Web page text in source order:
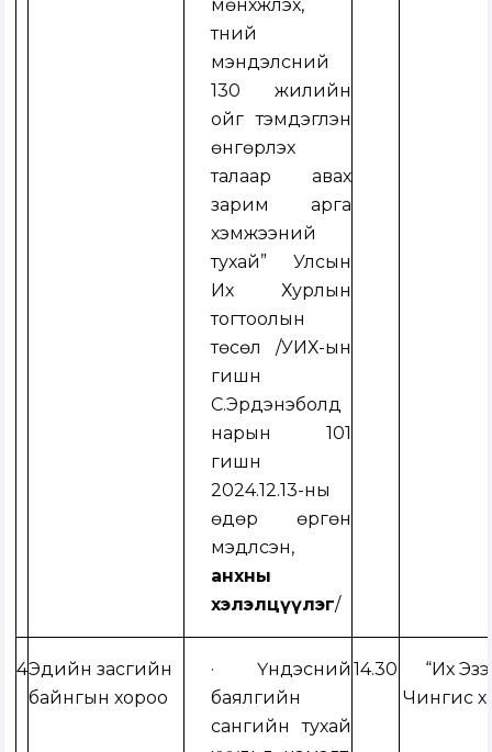
мөнхжүүлэх,
түүний
мэндэлсний
130 жилийн
ойг тэмдэглэн
өнгөрүүлэх
талаар авах
зарим арга
хэмжээний
тухай” Улсын
Их Хурлын
тогтоолын
төсөл
/УИХ-ын
гишүүн
С.Эрдэнэболд
нарын 101
гишүүн
2024.12.13-ны
өдөр өргөн
мэдүүлсэн,
анхны
хэлэлцүүлэг/
4Эдийн засгийн
байнгын хороо
·Үндэсний
баялгийн
сангийн тухай
14.30
“Их
Чингис